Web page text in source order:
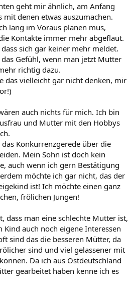
geht mir ähnlich, am Anfang
denen etwas auszumachen.
lang im Voraus planen mus,
Kontakte immer mehr abgeflaut.
sich gar keiner mehr meldet.
Gefühl, wenn man jetzt Mutter
richtig dazu.
das vielleicht gar nicht denken, mir
auch nichts für mich. Ich bin
und Mutter mit den Hobbys
Konkurrenzgerede über die
Mein Sohn ist doch kein
auch wenn ich gern Bestätigung
möchte ich gar nicht, das der
ist! Ich möchte einen ganz
frölichen Jungen!
dass man eine schlechte Mutter ist,
auch noch eigene Interessen
sind das die besseren Mütter, da
sind und viel gelassener mit
Da ich aus Ostdeutschland
gearbeitet haben kenne ich es